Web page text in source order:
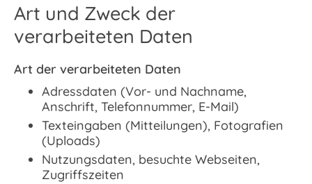
Art und Zweck der
verarbeiteten Daten
Art der verarbeiteten Daten
Adressdaten (Vor- und Nachname,
Anschrift, Telefonnummer, E-Mail)
Texteingaben (Mitteilungen), Fotografien
(Uploads)
Nutzungsdaten, besuchte Webseiten,
Zugriffszeiten